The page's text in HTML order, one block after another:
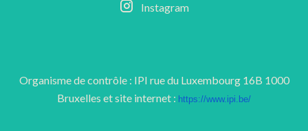
Instagram
Organisme de contrôle : IPI rue du Luxembourg 16B 1000
Bruxelles et site internet : https://www.ipi.be/